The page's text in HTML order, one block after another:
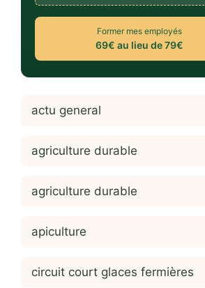
Former mes employés
69€ au lieu de 79€
actu general
agriculture durable
agriculture durable
apiculture
circuit court glaces fermières